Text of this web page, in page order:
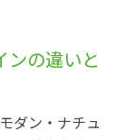
ンの違いと
ダン・ナチュ